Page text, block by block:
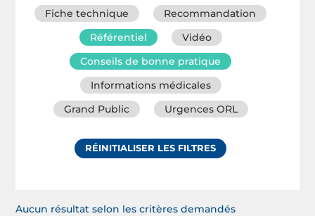
Fiche technique
Recommandation
Référentiel
Vidéo
Conseils de bonne pratique
Informations médicales
Grand Public
Urgences ORL
RÉINITIALISER LES FILTRES
Aucun résultat selon les critères demandés